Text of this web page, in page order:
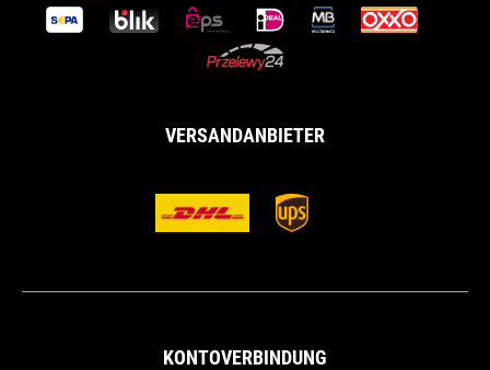
VERSANDANBIETER
KONTOVERBINDUNG